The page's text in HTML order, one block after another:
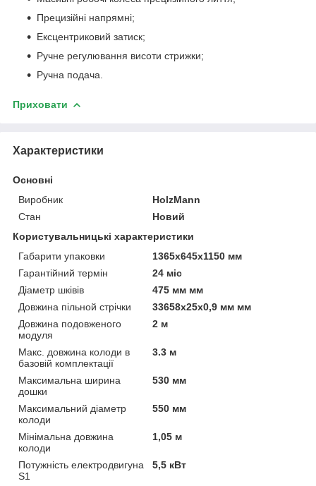
Прецизійні напрямні;
Ексцентриковий затиск;
Ручне регулювання висоти стрижки;
Ручна подача.
Приховати
Характеристики
Основні
Виробник
HolzMann
Стан
Новий
Користувальницькі характеристики
Габарити упаковки
1365х645х1150 мм
Гарантійний термін
24 міс
Діаметр шківів
475 мм мм
Довжина пільной стрічки
33658х25х0,9 мм мм
Довжина подовженого
модуля
2 м
Макс. довжина колоди в
базовій комплектації
3.3 м
Максимальна ширина
дошки
530 мм
Максимальний діаметр
колоди
550 мм
Мінімальна довжина
колоди
1,05 м
Потужність електродвигуна
S1
5,5 кВт